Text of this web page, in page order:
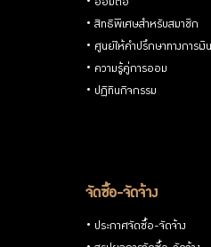
ออมต่อ
สิทธิพิเศษสำหรับสมาชิก
ศูนย์ให้คำปรึกษาทางการเงิน
ความรู้คู่การออม
ปฏิทินกิจกรรม
จัดซื้อ-จัดจ้าง
ประกาศจัดซื้อ-จัดจ้าง